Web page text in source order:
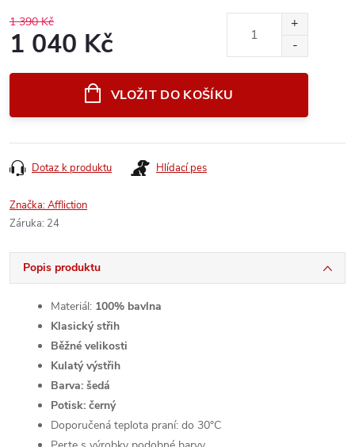
1 390 Kč
1 040 Kč
VLOŽIT DO KOŠÍKU
Dotaz k produktu Hlídací pes
Značka:Affliction
Záruka: 24
Popis produktu
Materiál: 100% bavlna
Klasický střih
Běžné velikosti
Kulatý výstřih
Barva: šedá
Potisk: černý
Doporučená teplota praní: do 30°C